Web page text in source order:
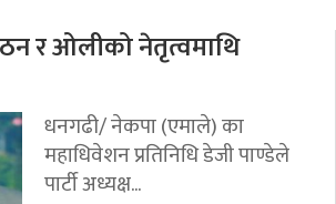
र ओलीको नेतृत्वमाथि
धनगढी/ नेकपा (एमाले) का
महाधिवेशन प्रतिनिधि डेजी पाण्डेले
पार्टी अध्यक्ष...